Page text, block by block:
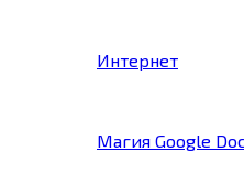
Интернет
Магия Google